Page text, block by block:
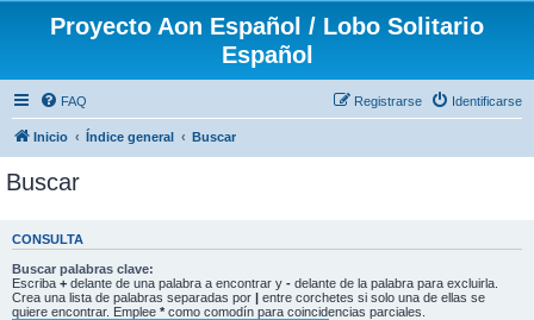
Proyecto Aon Español / Lobo Solitario
Español
FAQ Identificarse
Registrarse
Inicio Índice general Buscar
Buscar
CONSULTA
Buscar palabras clave:
Escriba + delante de una palabra a encontrar y - delante de la palabra para excluirla.
Crea una lista de palabras separadas por | entre corchetes si solo una de ellas se
quiere encontrar. Emplee * como comodín para coincidencias parciales.